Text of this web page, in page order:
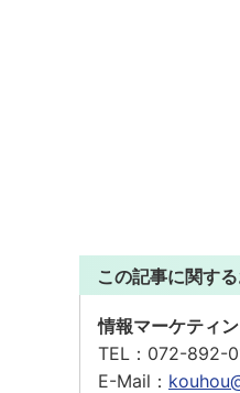
この記事に関す
情報マーケティ
TEL： 072-892-
E-Mail：